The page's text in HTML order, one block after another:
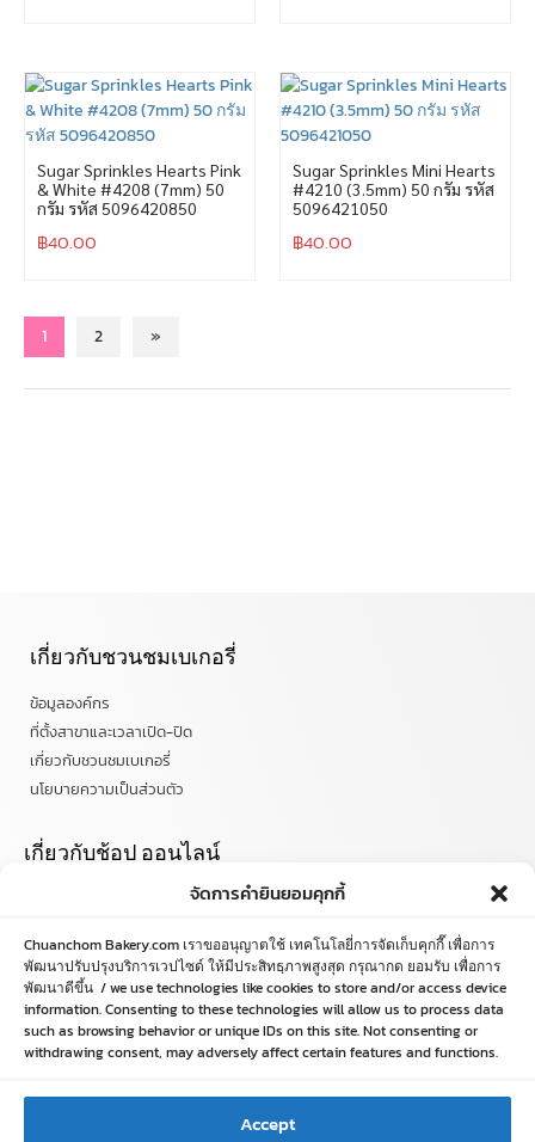
จัดการคำยินยอมคุกกี้
Chuanchom Bakery.com เราขออนุญาตใช้ เทคโนโลยี่การจัดเก็บคุกกี๊ เพื่อการ
พัฒนาปรับปรุงบริการเวปไซด์ ให้มีประสิทธฺภาพสูงสุด กรุณากด ยอมรับ เพื่อการ
พัฒนาดีขึ้น / we use technologies like cookies to store and/or access device
information. Consenting to these technologies will allow us to process data
such as browsing behavior or unique IDs on this site. Not consenting or
withdrawing consent, may adversely affect certain features and functions.
Accept
Sugar Sprinkles Hearts Pink
& White #4208 (7mm) 50
กรัม รหัส 5096420850
฿40.00
Sugar Sprinkles Mini Hearts
#4210 (3.5mm) 50 กรัม รหัส
5096421050
฿40.00
1 2 »
เกี่ยวกับชวนชมเบเกอรี่
ข้อมูลองค์กร
ที่ตั้งสาขาและเวลาเปิด-ปิด
เกี่ยวกับชวนชมเบเกอรี่
นโยบายความเป็นส่วนตัว
เกี่ยวกับช้อป ออนไลน์
เงื่อนไขการรับประกันและคืนสินค้า
ข้อตกลงและเงื่อนไข
คำถามที่พบบ่อย
ติดตามข่าวสารได้ที่